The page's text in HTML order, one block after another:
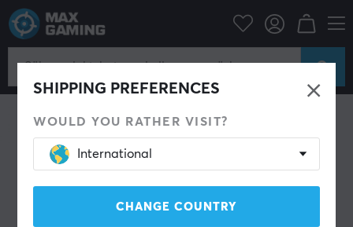
SHIPPING PREFERENCES
WOULD YOU RATHER VISIT?
International
CHANGE COUNTRY
Datortillbehör Gaming tangentbord